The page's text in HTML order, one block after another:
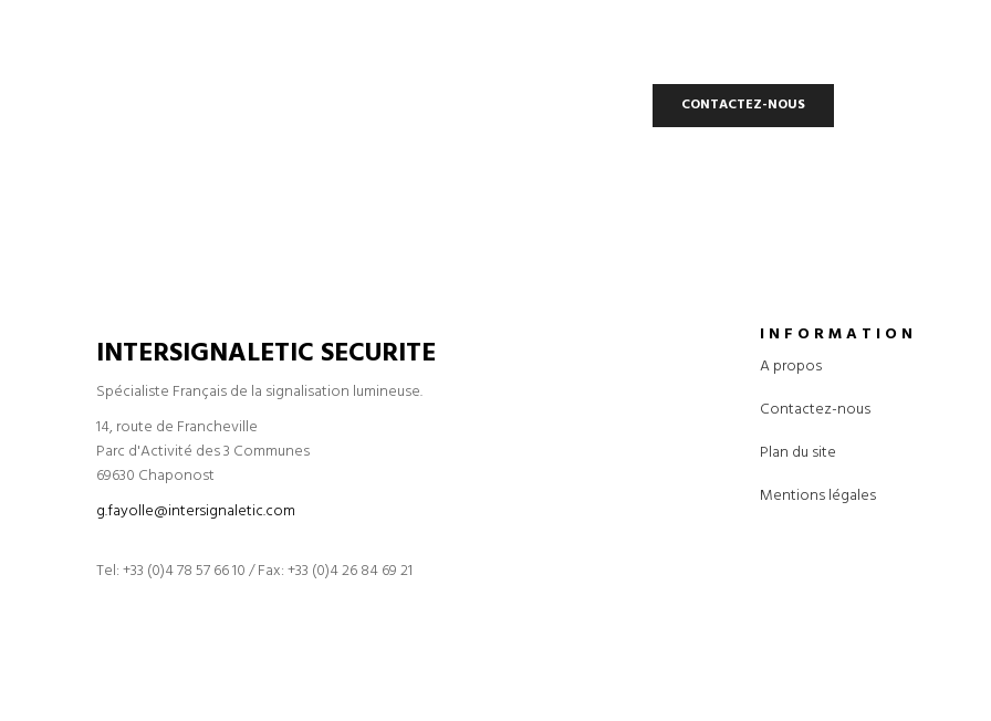
CONTACTEZ-NOUS
INTERSIGNALETIC SECURITE
Spécialiste Français de la signalisation lumineuse.
14, route de Francheville
Parc d'Activité des 3 Communes
69630 Chaponost
g.fayolle@intersignaletic.com
Tel: +33 (0)4 78 57 66 10 / Fax: +33 (0)4 26 84 69 21
INFORMATION
A propos
Contactez-nous
Plan du site
Mentions légales